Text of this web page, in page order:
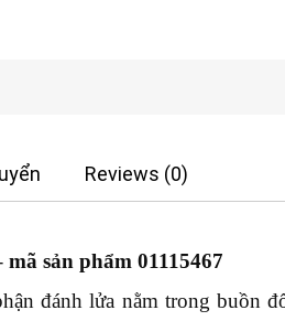
Reviews (0)
sản phẩm 01115467
đánh lửa nằm trong buồn